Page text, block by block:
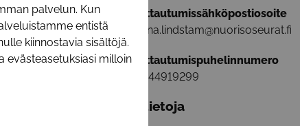
Ilmoittautumissähköpostiosoite
johanna.lindstam@nuorisoseurat.fi
Ilmoittautumispuhelinnumero
+358444919299
Lisätietoja
palvelun. Kun
entistä
kiinnostavia sisältöjä.
evästeasetuksiasi milloin